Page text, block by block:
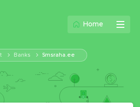
Home
Banks Smsraha.ee